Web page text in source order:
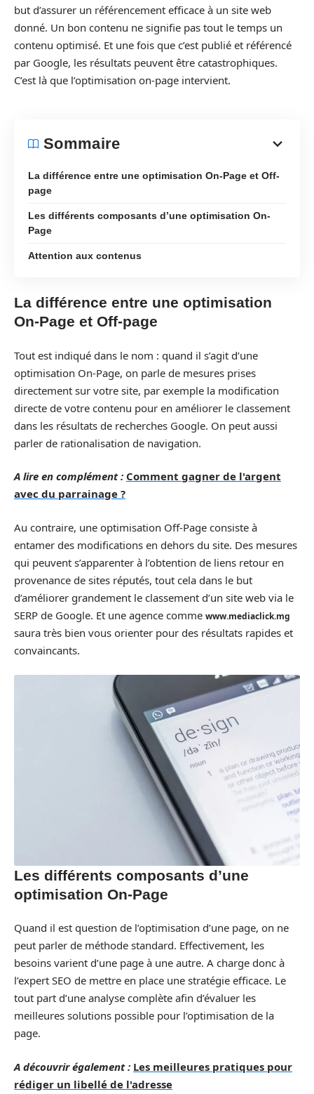
but d’assurer un référencement efficace à un site web
donné. Un bon contenu ne signifie pas tout le temps un
contenu optimisé. Et une fois que c’est publié et référencé
par Google, les résultats peuvent être catastrophiques.
C’est là que l’optimisation on-page intervient.
Sommaire
La différence entre une optimisation On-Page et Off-
page
Les différents composants d’une optimisation On-
Page
Attention aux contenus
La différence entre une optimisation
On-Page et Off-page
Tout est indiqué dans le nom : quand il s’agit d’une
optimisation On-Page, on parle de mesures prises
directement sur votre site, par exemple la modification
directe de votre contenu pour en améliorer le classement
dans les résultats de recherches Google. On peut aussi
parler de rationalisation de navigation.
A lire en complément : Comment gagner de l'argent
avec du parrainage ?
Au contraire, une optimisation Off-Page consiste à
entamer des modifications en dehors du site. Des mesures
qui peuvent s’apparenter à l’obtention de liens retour en
provenance de sites réputés, tout cela dans le but
d’améliorer grandement le classement d’un site web via le
SERP de Google. Et une agence comme www.mediaclick.mg
saura très bien vous orienter pour des résultats rapides et
convaincants.
Les différents composants d’une
optimisation On-Page
Quand il est question de l’optimisation d’une page, on ne
peut parler de méthode standard. Effectivement, les
besoins varient d’une page à une autre. A charge donc à
l’expert SEO de mettre en place une stratégie efficace. Le
tout part d’une analyse complète afin d’évaluer les
meilleures solutions possible pour l’optimisation de la
page.
A découvrir également : Les meilleures pratiques pour
rédiger un libellé de l'adresse